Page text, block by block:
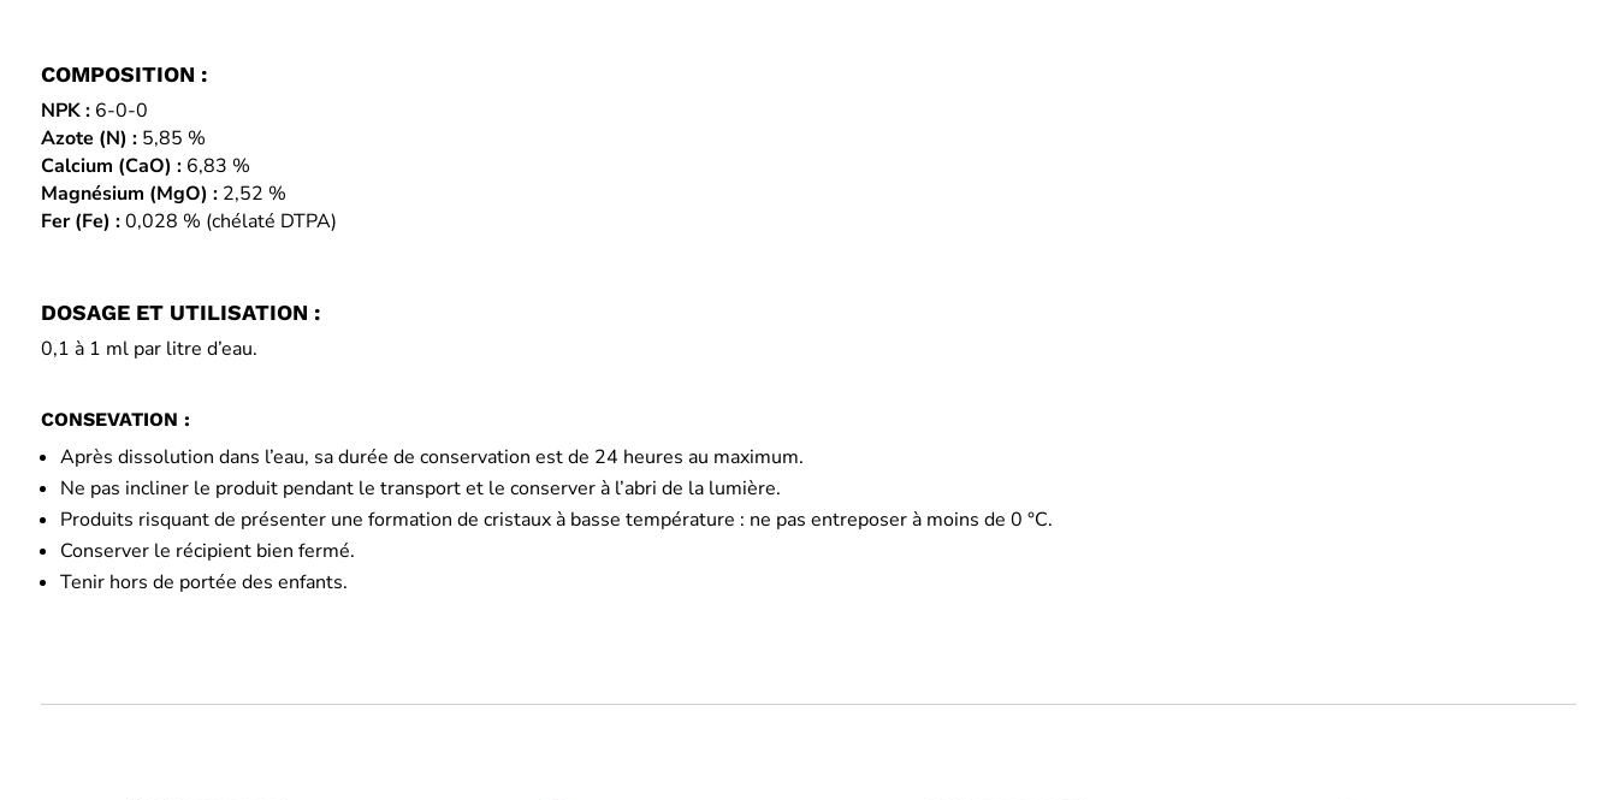
COMPOSITION :
NPK :6-0-0
Azote (N) :5,85 %
Calcium (CaO) :6,83 %
Magnésium (MgO) :2,52 %
Fer (Fe) :0,028 % (chélaté DTPA)
DOSAGE ET UTILISATION :
0,1 à 1 ml par litre d’eau.
CONSEVATION :
Après dissolution dans l’eau, sa durée de conservation est de 24 heures au maximum.
Ne pas incliner le produit pendant le transport et le conserver à l’abri de la lumière.
Produits risquant de présenter une formation de cristaux à basse température : ne pas entreposer à moins de 0 °C.
Conserver le récipient bien fermé.
Tenir hors de portée des enfants.